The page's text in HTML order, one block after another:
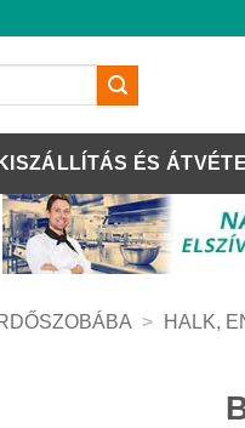
KISZÁLLÍTÁS ÉS
> HALK,